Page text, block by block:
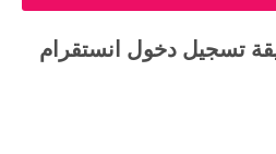
تسجيل دخول انستقرام